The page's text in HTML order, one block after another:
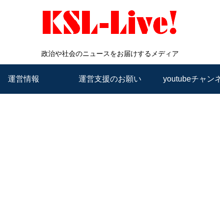
政治や社会のニュースをお届けするメディア
運営情報 運営支援のお願い youtubeチャン